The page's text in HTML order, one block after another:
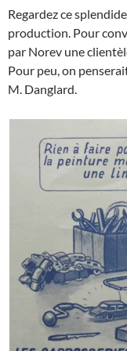
Regardez ce
production. Pour
par Norev une
Pour peu, on
M. Danglard.